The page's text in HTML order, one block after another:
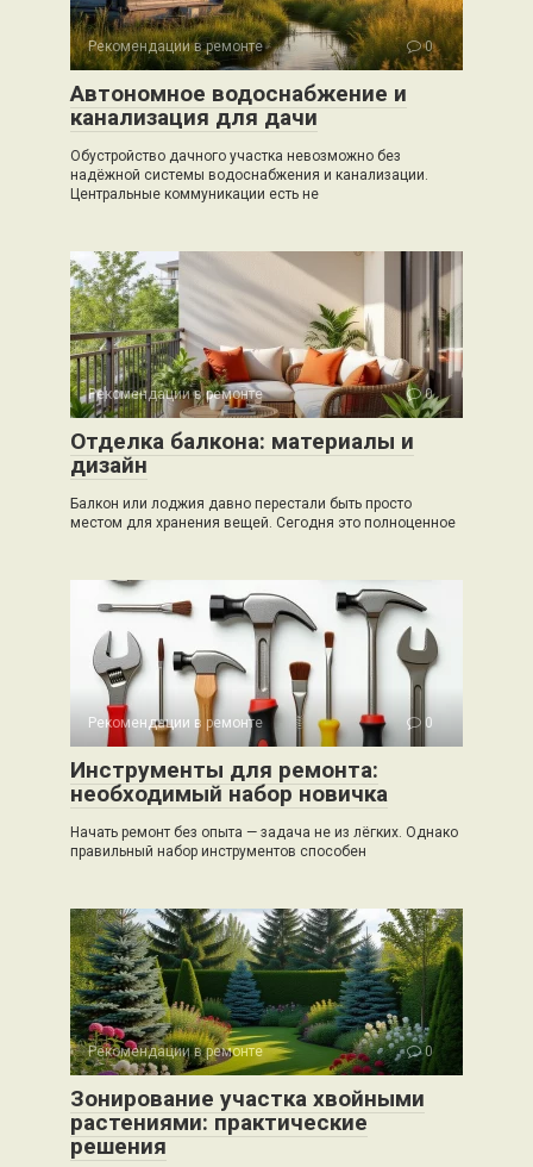
Рекомендации в ремонте 0
Автономное водоснабжение и
канализация для дачи
Обустройство дачного участка невозможно без
надёжной системы водоснабжения и канализации.
Центральные коммуникации есть не
Рекомендации в ремонте 0
Отделка балкона: материалы и
дизайн
Балкон или лоджия давно перестали быть просто
местом для хранения вещей. Сегодня это полноценное
Рекомендации в ремонте 0
Инструменты для ремонта:
необходимый набор новичка
Начать ремонт без опыта — задача не из лёгких. Однако
правильный набор инструментов способен
Рекомендации в ремонте 0
Зонирование участка хвойными
растениями: практические
решения